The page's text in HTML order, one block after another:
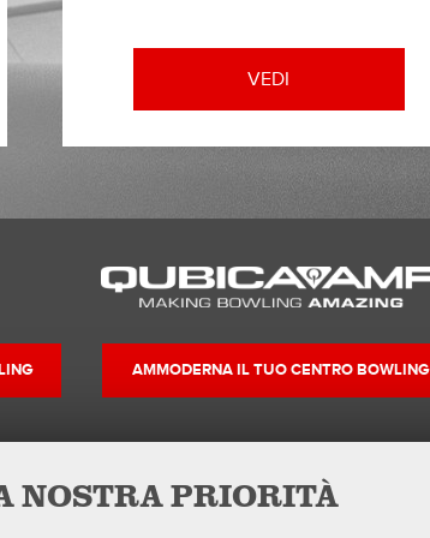
NOSTRA PRIORITÀ
VEDI
AMMODERNA IL TUO CENTRO BOWLING
Contatti